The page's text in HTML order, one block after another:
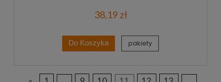
38,19 zł
Do Koszyka pakiety